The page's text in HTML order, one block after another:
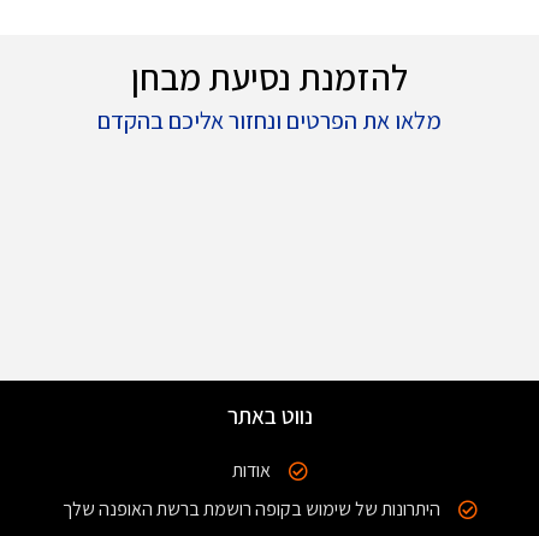
להזמנת נסיעת מבחן
מלאו את הפרטים ונחזור אליכם בהקדם
נווט באתר
אודות
היתרונות של שימוש בקופה רושמת ברשת האופנה שלך